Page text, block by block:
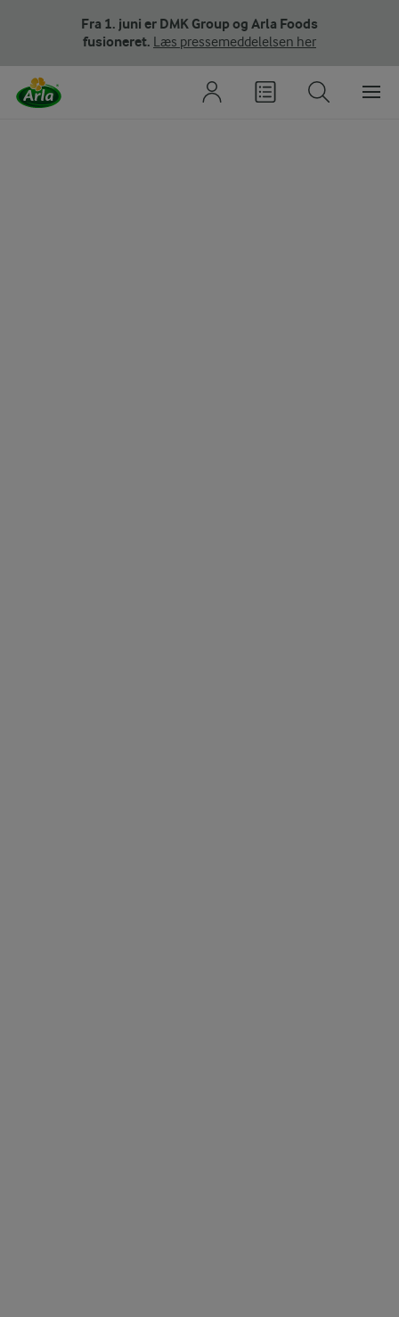
Fra 1. juni er DMK Group og Arla Foods
fusioneret. Læs pressemeddelelsen her